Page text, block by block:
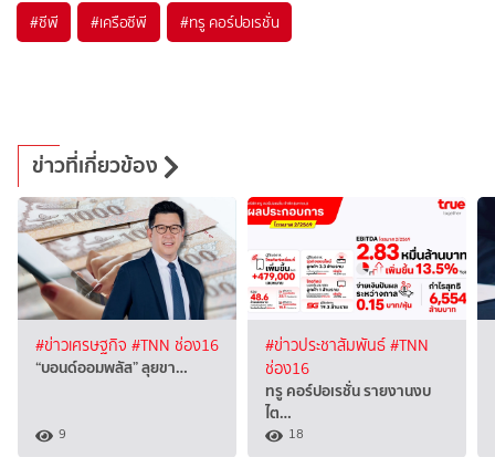
#ซีพี #เครือซีพี #ทรู คอร์ปอเรชั่น
ข่าวที่เกี่ยวข้อง
#ข่าวเศรษฐกิจ #TNN ช่อง16
“บอนด์ออมพลัส” ลุยขา…
9
#ข่าวประชาสัมพันธ์#TNN
ช่อง16
ทรู คอร์ปอเรชั่น รายงานงบ
ไต…
18